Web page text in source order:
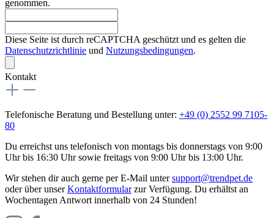
genommen.
Diese Seite ist durch reCAPTCHA geschützt und es gelten die
Datenschutzrichtlinie und Nutzungsbedingungen.
Kontakt
Telefonische Beratung und Bestellung unter: +49 (0) 2552 99 7105-
80
Du erreichst uns telefonisch von montags bis donnerstags von 9:00
Uhr bis 16:30 Uhr sowie freitags von 9:00 Uhr bis 13:00 Uhr.
Wir stehen dir auch gerne per E-Mail untersupport@trendpet.de
oder über unserKontaktformularzur Verfügung. Du erhältst an
Wochentagen Antwort innerhalb von 24 Stunden!